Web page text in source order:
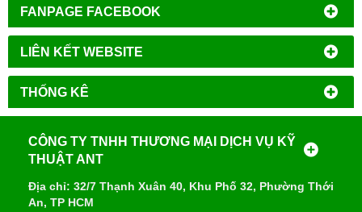
FANPAGE FACEBOOK
LIÊN KẾT WEBSITE
THỐNG KÊ
CÔNG TY TNHH THƯƠNG MẠI DỊCH VỤ KỸ
THUẬT ANT
Địa chỉ: 32/7 Thạnh Xuân 40, Khu Phố 32, Phường Thới
An, TP HCM